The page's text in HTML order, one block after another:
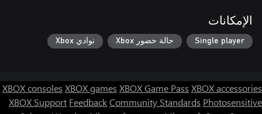
الإمكانات
Single player حالة حضور Xbox نوادي Xbox
XBOX consoles XBOX games XBOX Game Pass XBOX accessories
XBOX Support FeedbackCommunity Standards Photosensitive